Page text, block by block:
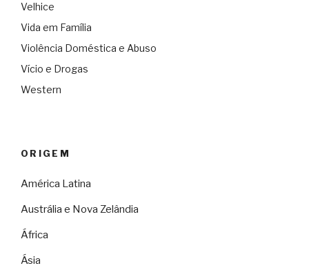
Velhice
Vida em Família
Violência Doméstica e Abuso
Vício e Drogas
Western
ORIGEM
América Latina
Austrália e Nova Zelândia
África
Ásia